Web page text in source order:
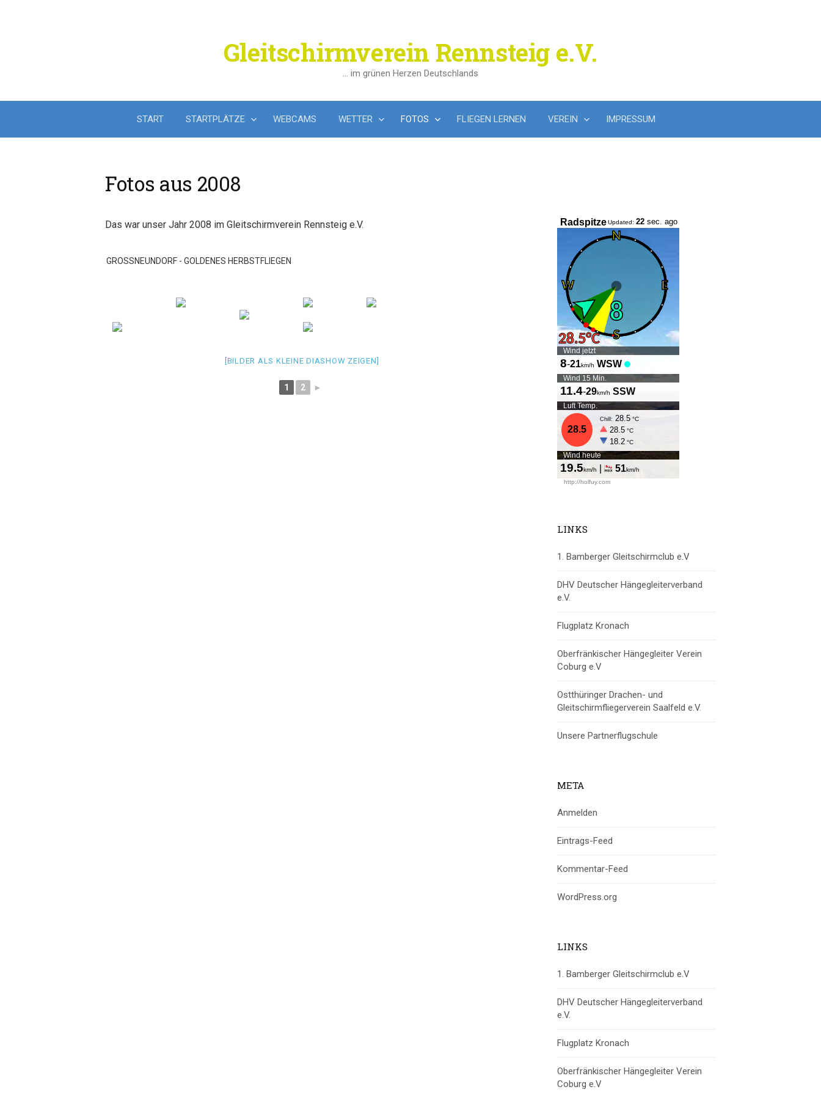
Gleitschirmverein Rennsteig e.V.
… im grünen Herzen Deutschlands
START STARTPLÄTZE WEBCAMS WETTER FOTOS FLIEGEN LERNEN VEREIN IMPRESSUM
Fotos aus 2008
Das war unser Jahr 2008 im Gleitschirmverein Rennsteig e.V.
GROSSNEUNDORF - GOLDENES HERBSTFLIEGEN
[BILDER ALS KLEINE DIASHOW ZEIGEN]
1 2 ►
LINKS
1. Bamberger Gleitschirmclub e.V
DHV Deutscher Hängegleiterverband
e.V.
Flugplatz Kronach
Oberfränkischer Hängegleiter Verein
Coburg e.V
Ostthüringer Drachen- und
Gleitschirmfliegerverein Saalfeld e.V.
Unsere Partnerflugschule
META
Anmelden
Eintrags-Feed
Kommentar-Feed
WordPress.org
LINKS
1. Bamberger Gleitschirmclub e.V
DHV Deutscher Hängegleiterverband
e.V.
Flugplatz Kronach
Oberfränkischer Hängegleiter Verein
Coburg e.V